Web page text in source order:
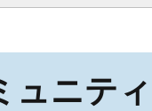
ュニティ